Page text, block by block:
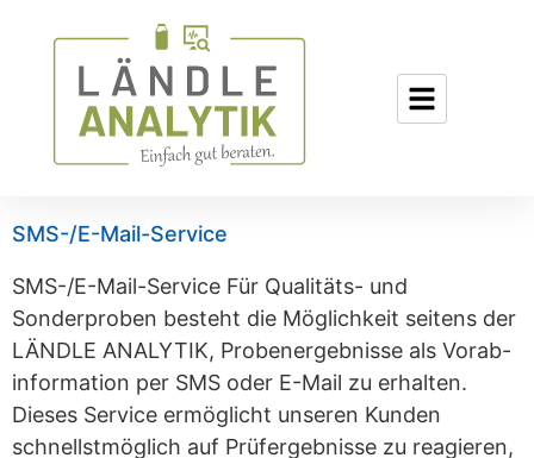
SMS-/E-Mail-Service
SMS-/E-Mail-Service Für Qualitäts- und
Sonderproben besteht die Möglichkeit seitens der
LÄNDLE ANALYTIK, Probenergebnisse als Vorab-
information per SMS oder E-Mail zu erhalten.
Dieses Service ermöglicht unseren Kunden
schnellstmöglich auf Prüfergebnisse zu reagieren,